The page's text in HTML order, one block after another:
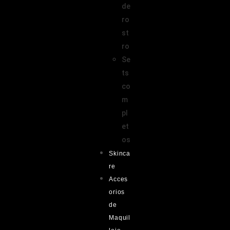
de
ro
st
ro
Se
ts
co
m
pl
et
os
Skinca
re
Acces
orios
de
Maquil